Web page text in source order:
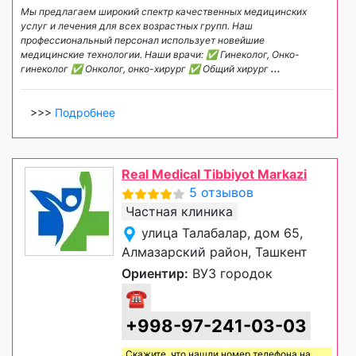
Мы предлагаем широкий спектр качественных медицинских
услуг и лечения для всех возрастных групп. Наш
профессиональный персонал использует новейшие
медицинские технологии. Наши врачи: ✅ Гинеколог, Онко-
гинеколог ✅ Онколог, онко-хирург ✅ Общий хирург ...
>>> Подробнее
Real Medical Tibbiyot Markazi
5 отзывов
Частная клиника
улица Талабалар, дом 65,
Алмазарский район, Ташкент
Ориентир: ВУЗ городок
☎
+998-97-241-03-03